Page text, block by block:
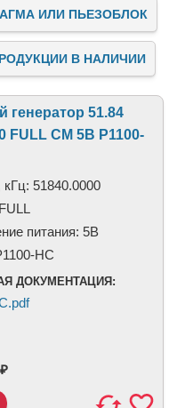
ИЛИ ПЬЕЗОБЛОК
В НАЛИЧИИ
генератор 51.84
FULL CM 5В P1100-
кГц: 51840.0000
FULL
питания: 5В
HC
ДОКУМЕНТАЦИЯ:
₽